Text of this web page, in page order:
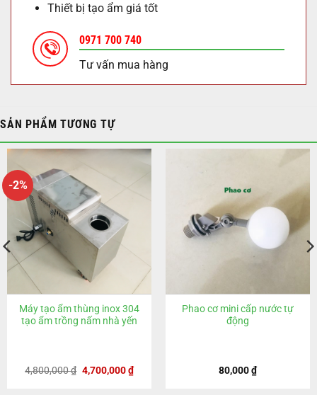
Thiết bị tạo ẩm giá tốt
0971 700 740
Tư vấn mua hàng
SẢN PHẨM TƯƠNG TỰ
-2%
Máy tạo ẩm thùng inox 304
tạo ẩm trồng nấm nhà yến
4,800,000₫ Giá
gốc
4,700,000₫Giá
hiện
Phao cơ mini cấp nước tự
động
80,000₫